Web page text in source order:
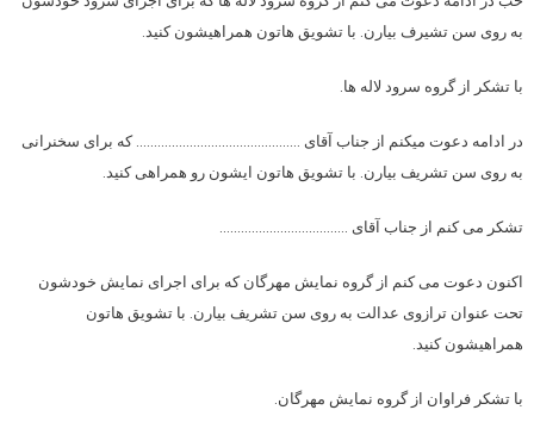
به روی سن تشیرف بیارن. با تشویق هاتون همراهیشون کنید.
با تشکر از گروه سرود لاله ها.
در ادامه دعوت میکنم از جناب آقای ………………………………………. که برای سخنرانی
به روی سن تشریف بیارن. با تشویق هاتون ایشون رو همراهی کنید.
تشکر می کنم از جناب آقای ………………………………
اکنون دعوت می کنم از گروه نمایش مهرگان که برای اجرای نمایش خودشون
تحت عنوان ترازوی عدالت به روی سن تشریف بیارن. با تشویق هاتون
همراهیشون کنید.
با تشکر فراوان از گروه نمایش مهرگان.